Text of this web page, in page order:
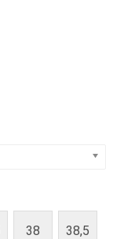
38 38,5